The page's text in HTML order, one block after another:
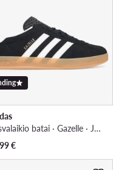
Laisvalaikio batai · Gazelle · Juoda
€